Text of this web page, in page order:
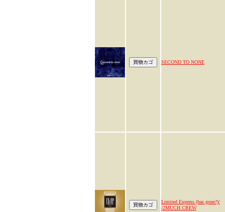
SECOND TO NONE
Limited Express (has gone?)/
/2MUCH CREW